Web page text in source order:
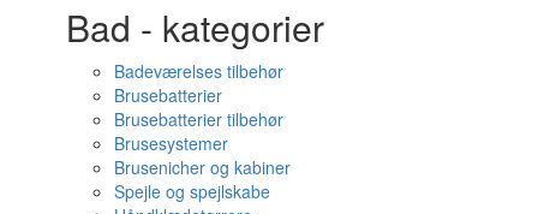
Bad - kategorier
Badeværelses tilbehør
Brusebatterier
Brusebatterier tilbehør
Brusesystemer
Brusenicher og kabiner
Spejle og spejlskabe